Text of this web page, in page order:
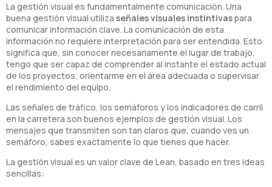
La gestión visual es fundamentalmente comunicación. Una
buena gestión visual utiliza señales visuales instintivaspara
comunicar información clave. La comunicación de esta
información no requiere interpretación para ser entendida. Esto
significa que, sin conocer necesariamente el lugar de trabajo,
tengo que ser capaz de comprender al instante el estado actual
de los proyectos, orientarme en el área adecuada o supervisar
el rendimiento del equipo.
Las señales de tráfico, los semáforos y los indicadores de carril
en la carretera son buenos ejemplos de gestión visual. Los
mensajes que transmiten son tan claros que, cuando ves un
semáforo, sabes exactamente lo que tienes que hacer.
La gestión visual es un valor clave de Lean, basado en tres ideas
sencillas: